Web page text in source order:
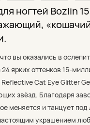
ногтей Bozlin
вы оказались в
ярких оттенков 15-
Reflective Cat Eye Glitter
звёзд. Благодаря
меняется и танцует
украшением